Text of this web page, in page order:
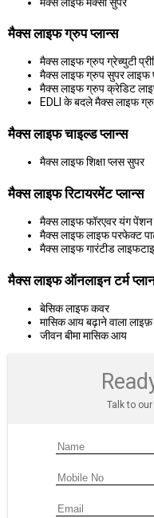
मैक्स लाइफ ग्रुप प्लान्स
मैक्स लाइफ ग्रुप ग्रेच्युटी
मैक्स लाइफ ग्रुप सुपर लाइफ
मैक्स लाइफ ग्रुप क्रेडिट
EDLI के बदले मैक्स लाइफ
मैक्स लाइफ चाइल्ड प्लान्स
मैक्स लाइफ शिक्षा प्लस सुपर
मैक्स लाइफ रिटायरमेंट प्लान्स
मैक्स लाइफ फॉरएवर यंग पेंशन
मैक्स लाइफ लाइफ परफेक्ट
मैक्स लाइफ गारंटीड
मैक्स लाइफ ऑनलाइन टर्म
बेसिक लाइफ कवर
मासिक आय बढ़ाने वाला
जीवन बीमा मासिक आय
Talk to